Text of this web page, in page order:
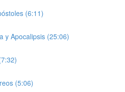
(6:11)
y Apocalipsis (25:06)
(5:06)